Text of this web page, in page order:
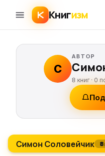
Книгизм
С
АВТОР
8 книг · 0
Симон Соловейчик 8